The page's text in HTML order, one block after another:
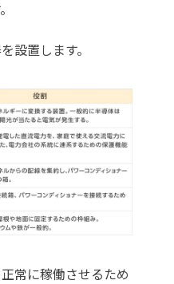
設置します。
常に稼働させるため